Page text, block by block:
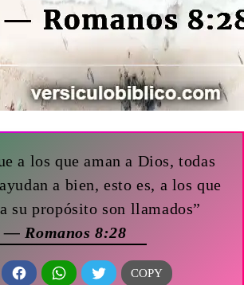
a los que aman a Dios, todas
a bien, esto es, a los que
su propósito son llamados”
— Romanos 8:28